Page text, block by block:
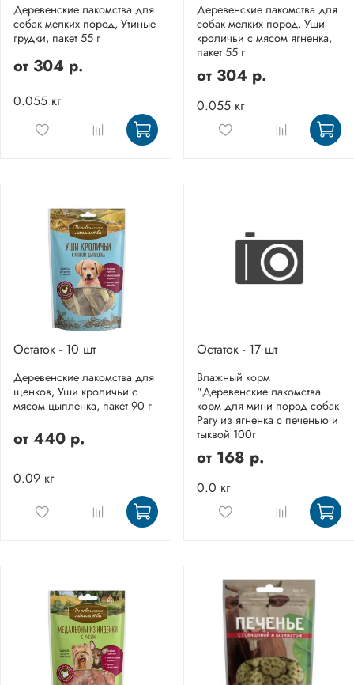
Деревенские лакомства для
собак мелких пород, Утиные
грудки, пакет 55 г
от 304 р.
0.055 кг
Деревенские лакомства для
собак мелких пород, Уши
кроличьи с мясом ягненка,
пакет 55 г
от 304 р.
0.055 кг
Остаток - 10 шт
Деревенские лакомства для
щенков, Уши кроличьи с
мясом цыпленка, пакет 90 г
от 440 р.
0.09 кг
Остаток - 17 шт
Влажный корм
"Деревенские лакомства
корм для мини пород собак
Рагу из ягненка с печенью и
тыквой 100г
от 168 р.
0.0 кг